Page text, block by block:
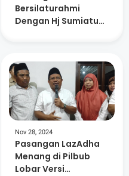
Bersilaturahmi
Dengan Hj Sumiatun,
Nov 28, 2024
Pasangan LazAdha
Menang di Pilbub
Lobar Versi